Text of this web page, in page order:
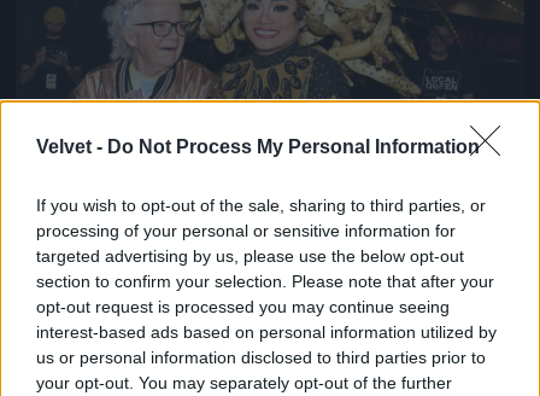
Velvet - Do Not Process My Personal Information
If you wish to opt-out of the sale, sharing to third parties, or
processing of your personal or sensitive information for
targeted advertising by us, please use the below opt-out
section to confirm your selection. Please note that after your
opt-out request is processed you may continue seeing
interest-based ads based on personal information utilized by
us or personal information disclosed to third parties prior to
your opt-out. You may separately opt-out of the further
Egy nagymama is találkozott vele, szerencsére nem
vált menten kővé!
Fotó: Rodin Eckenroth / Getty Images Hungary #9